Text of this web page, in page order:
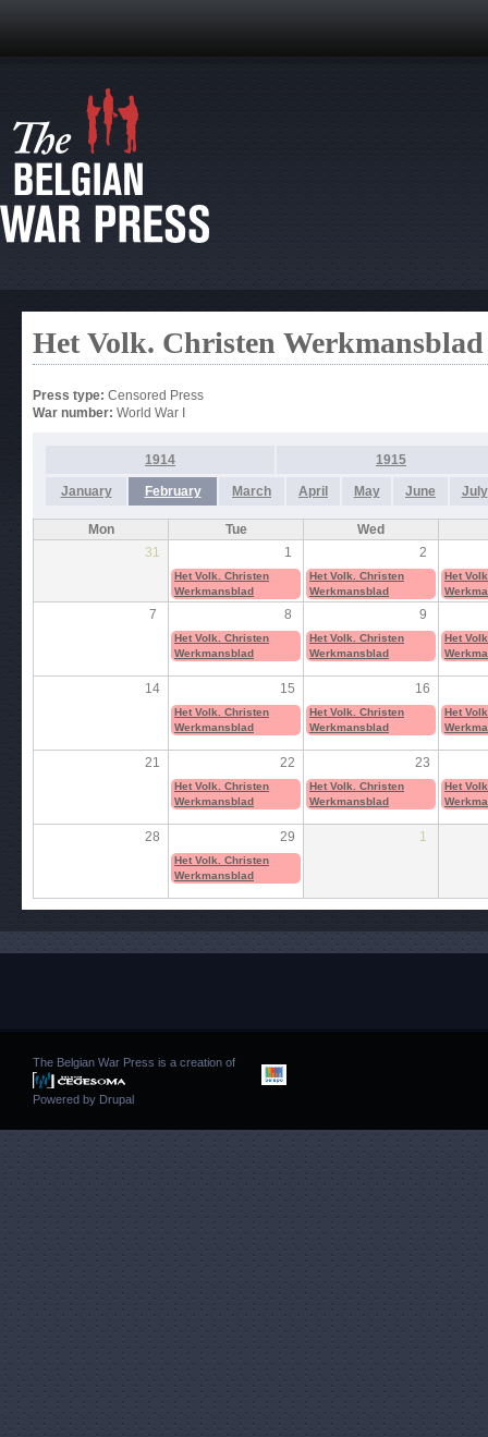
Het Volk. Christen Werkmansblad
Press type: Censored Press
War number: World War I
1914 1915
January February March April May June July
Mon Tue
Wed
31
1 2
Het Volk. Christen
Werkmansblad
Het Volk. Christen
Werkmansblad
Het
7 8 9
Het Volk. Christen
Werkmansblad
Het Volk. Christen
Werkmansblad
Het
14 15 16
Het Volk. Christen
Werkmansblad
Het Volk. Christen
Werkmansblad
Het
21 22 23
Het Volk. Christen
Werkmansblad
Het Volk. Christen
Werkmansblad
Het
28 29 1
Het Volk. Christen
Werkmansblad
The Belgian War Press is a creation of
Powered by Drupal